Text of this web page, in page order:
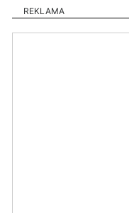
REKLAMA